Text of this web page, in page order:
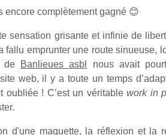
encore complètement gagné 😊
sensation grisante et infinie de
fallu emprunter une route sinueuse,
de
Banlieues asbl
nous avait
web, il y a toute un temps
oubliée ! C’est un véritable work in
d'une maquette, la réflexion et la